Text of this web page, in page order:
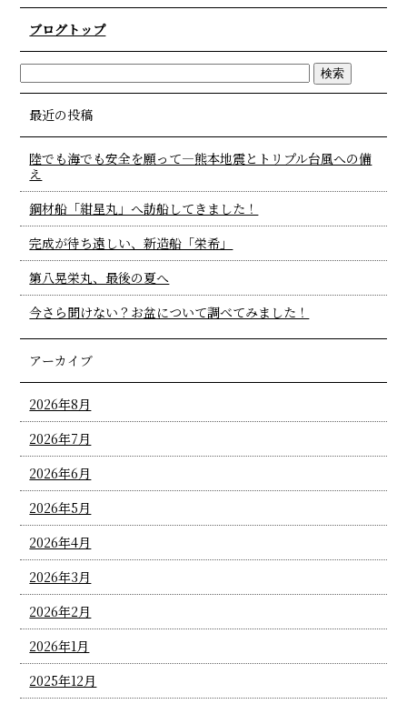
ブログトップ
最近の投稿
陸でも海でも安全を願って―熊本地震とトリプル台風への備
え
鋼材船「紺星丸」へ訪船してきました！
完成が待ち遠しい、新造船「栄希」
第八晃栄丸、最後の夏へ
今さら聞けない？お盆について調べてみました！
アーカイブ
2026年8月
2026年7月
2026年6月
2026年5月
2026年4月
2026年3月
2026年2月
2026年1月
2025年12月